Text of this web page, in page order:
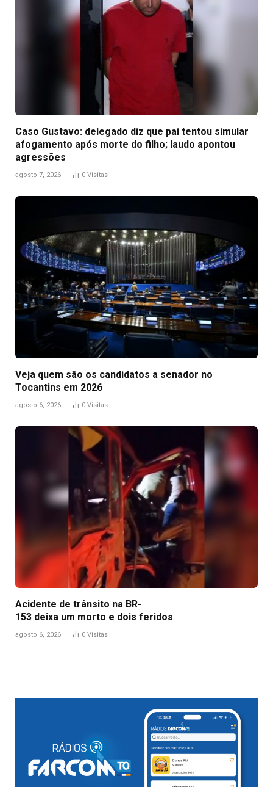
Caso Gustavo: delegado diz que pai tentou simular
afogamento após morte do filho; laudo apontou
agressões
agosto 7, 2026 0 Visitas
Veja quem são os candidatos a senador no
Tocantins em 2026
agosto 6, 2026 0 Visitas
Acidente de trânsito na BR-
153 deixa um morto e dois feridos
agosto 6, 2026 0 Visitas